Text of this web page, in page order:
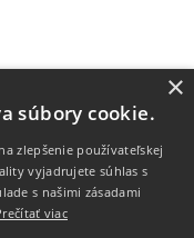
×
súbory cookie.
zlepšenie používateľskej
vyjadrujete súhlas s
s našimi zásadami
viac